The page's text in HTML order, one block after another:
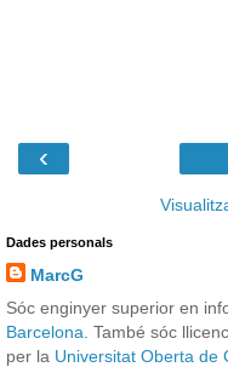
‹
Dades personals
MarcG
Sóc enginyer superior en
Barcelona . També sóc
per la Universitat Oberta de